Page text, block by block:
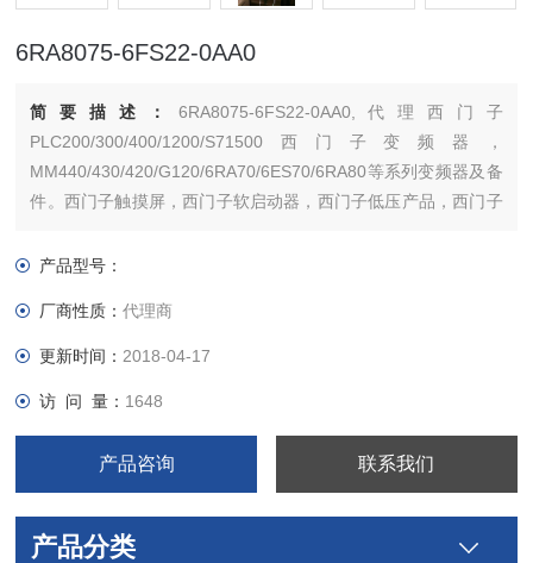
6RA8075-6FS22-0AA0
简要描述： 6RA8075-6FS22-0AA0,代理西门子
PLC200/300/400/1200/S71500西门子变频器，
MM440/430/420/G120/6RA70/6ES70/6RA80等系列变频器及备
件。西门子触摸屏，西门子软启动器，西门子低压产品，西门子
本公司购买的产品，保证*，假一罚十，质保一年。一年内产品非
产品型号：
厂商性质：代理商
更新时间： 2018-04-17
访 问 量： 1648
产品咨询 联系我们
产品分类